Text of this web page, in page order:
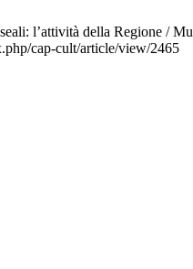
l’attività della Regione /
cap-cult/article/view/2465